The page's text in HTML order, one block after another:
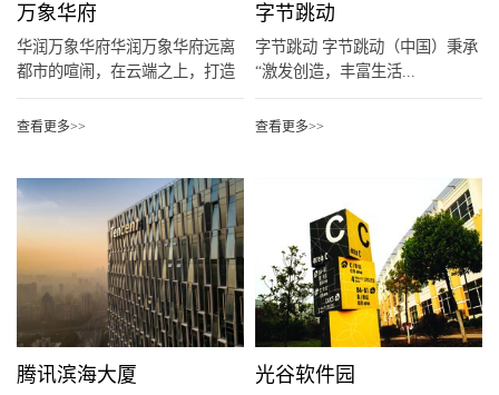
万象华府
华润万象华府华润万象华府远离
都市的喧闹，在云端之上，打造
了一...
查看更多>>
字节跳动
字节跳动 字节跳动（中国）秉承
“激发创造，丰富生活...
查看更多>>
腾讯滨海大厦 光谷软件园